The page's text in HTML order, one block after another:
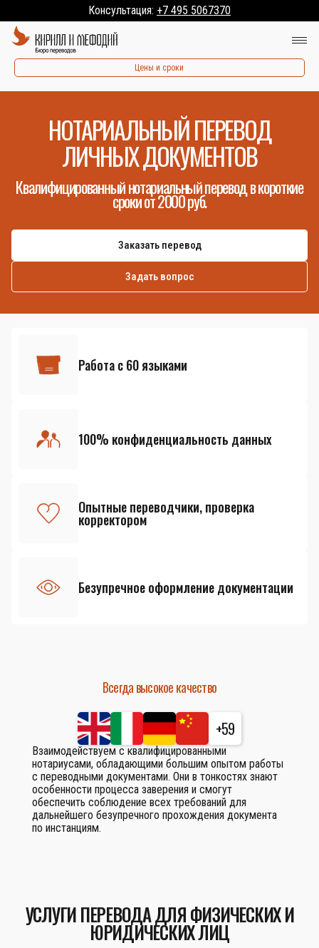
Консультация: +7 495 5067370
Цены и сроки
НОТАРИАЛЬНЫЙ ПЕРЕВОД
ЛИЧНЫХ ДОКУМЕНТОВ
Квалифицированный нотариальный перевод в короткие
сроки от 2000 руб.
Заказать перевод
Задать вопрос
Работа с 60 языками
100% конфиденциальность данных
Опытные переводчики, проверка
корректором
Безупречное оформление документации
Всегда высокое качество
+59
Взаимодействуем с квалифицированными
нотариусами, обладающими большим опытом работы
с переводными документами. Они в тонкостях знают
особенности процесса заверения и смогут
обеспечить соблюдение всех требований для
дальнейшего безупречного прохождения документа
по инстанциям.
УСЛУГИ ПЕРЕВОДА ДЛЯ ФИЗИЧЕСКИХ И
ЮРИДИЧЕСКИХ ЛИЦ